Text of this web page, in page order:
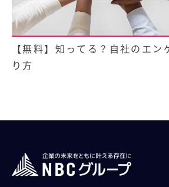
【無料】知ってる？自社のエン
り方